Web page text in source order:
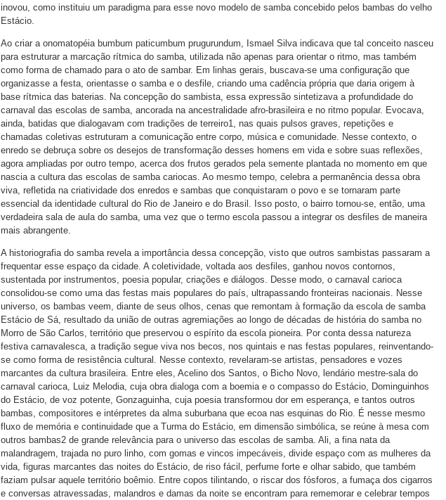
inovou, como instituiu um paradigma para esse novo modelo de samba concebido pelos bambas do velho
Estácio.
Ao criar a onomatopéia bumbum paticumbum prugurundum, Ismael Silva indicava que tal conceito nasceu
para estruturar a marcação rítmica do samba, utilizada não apenas para orientar o ritmo, mas também
como forma de chamado para o ato de sambar. Em linhas gerais, buscava-se uma configuração que
organizasse a festa, orientasse o samba e o desfile, criando uma cadência própria que daria origem à
base rítmica das baterias. Na concepção do sambista, essa expressão sintetizava a profundidade do
carnaval das escolas de samba, ancorada na ancestralidade afro-brasileira e no ritmo popular. Evocava,
ainda, batidas que dialogavam com tradições de terreiro1, nas quais pulsos graves, repetições e
chamadas coletivas estruturam a comunicação entre corpo, música e comunidade. Nesse contexto, o
enredo se debruça sobre os desejos de transformação desses homens em vida e sobre suas reflexões,
agora ampliadas por outro tempo, acerca dos frutos gerados pela semente plantada no momento em que
nascia a cultura das escolas de samba cariocas. Ao mesmo tempo, celebra a permanência dessa obra
viva, refletida na criatividade dos enredos e sambas que conquistaram o povo e se tornaram parte
essencial da identidade cultural do Rio de Janeiro e do Brasil. Isso posto, o bairro tornou-se, então, uma
verdadeira sala de aula do samba, uma vez que o termo escola passou a integrar os desfiles de maneira
mais abrangente.
A historiografia do samba revela a importância dessa concepção, visto que outros sambistas passaram a
frequentar esse espaço da cidade. A coletividade, voltada aos desfiles, ganhou novos contornos,
sustentada por instrumentos, poesia popular, criações e diálogos. Desse modo, o carnaval carioca
consolidou-se como uma das festas mais populares do país, ultrapassando fronteiras nacionais. Nesse
universo, os bambas veem, diante de seus olhos, cenas que remontam à formação da escola de samba
Estácio de Sá, resultado da união de outras agremiações ao longo de décadas de história do samba no
Morro de São Carlos, território que preservou o espírito da escola pioneira. Por conta dessa natureza
festiva carnavalesca, a tradição segue viva nos becos, nos quintais e nas festas populares, reinventando-
se como forma de resistência cultural. Nesse contexto, revelaram-se artistas, pensadores e vozes
marcantes da cultura brasileira. Entre eles, Acelino dos Santos, o Bicho Novo, lendário mestre-sala do
carnaval carioca, Luiz Melodia, cuja obra dialoga com a boemia e o compasso do Estácio, Dominguinhos
do Estácio, de voz potente, Gonzaguinha, cuja poesia transformou dor em esperança, e tantos outros
bambas, compositores e intérpretes da alma suburbana que ecoa nas esquinas do Rio. É nesse mesmo
fluxo de memória e continuidade que a Turma do Estácio, em dimensão simbólica, se reúne à mesa com
outros bambas2 de grande relevância para o universo das escolas de samba. Ali, a fina nata da
malandragem, trajada no puro linho, com gomas e vincos impecáveis, divide espaço com as mulheres da
vida, figuras marcantes das noites do Estácio, de riso fácil, perfume forte e olhar sabido, que também
faziam pulsar aquele território boêmio. Entre copos tilintando, o riscar dos fósforos, a fumaça dos cigarros
e conversas atravessadas, malandros e damas da noite se encontram para rememorar e celebrar tempos